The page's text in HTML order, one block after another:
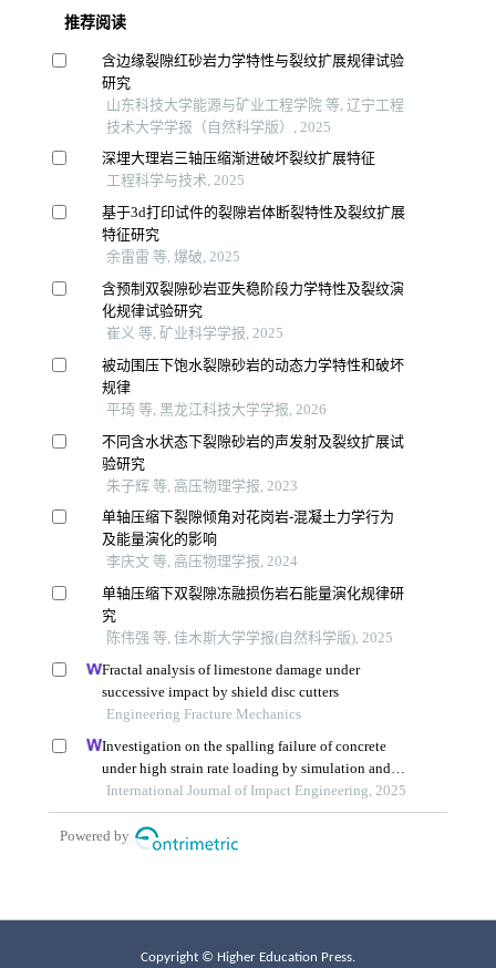
Copyright © Higher Education Press.